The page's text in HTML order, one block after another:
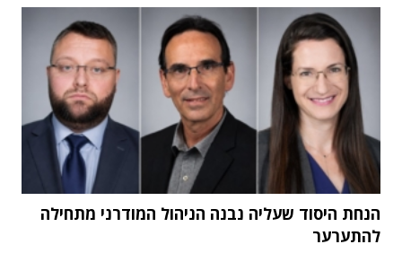
הנחת היסוד שעליה נבנה הניהול המודרני מתחילה
להתערער